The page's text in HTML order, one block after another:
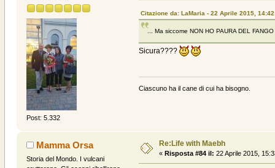
Post: 5.332
Citazione da: LaMaria - 22 Aprile 2015,
... Ma siccome NON HO PAURA DEL FANGO
Sicura????
Ciascuno ha il cane di cui ha bisogno.
Mamma Orsa
Storia del Mondo. I vulcani
Re:Life with Maebh
« Risposta #84 il: 22 Aprile 2015,